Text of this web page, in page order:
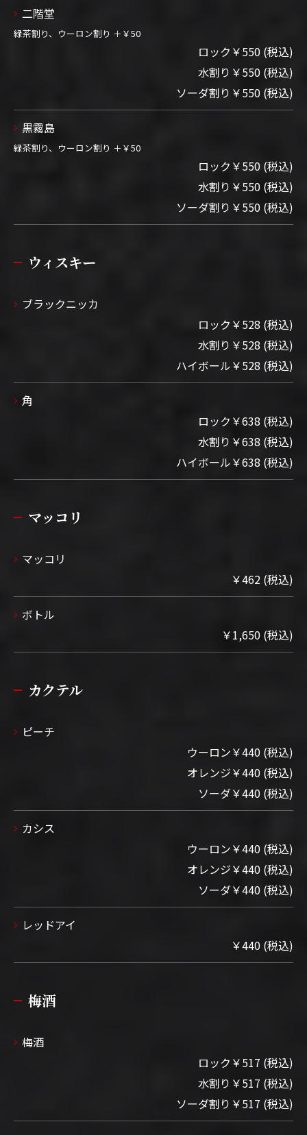
二階堂
緑茶割り、ウーロン割り ＋￥50
ロック￥550 (税込)
水割り￥550 (税込)
ソーダ割り￥550 (税込)
黒霧島
緑茶割り、ウーロン割り ＋￥50
ロック￥550 (税込)
水割り￥550 (税込)
ソーダ割り￥550 (税込)
ウィスキー
ブラックニッカ
ロック￥528 (税込)
水割り￥528 (税込)
ハイボール￥528 (税込)
角
ロック￥638 (税込)
水割り￥638 (税込)
ハイボール￥638 (税込)
マッコリ
マッコリ
￥462 (税込)
ボトル
￥1,650 (税込)
カクテル
ピーチ
ウーロン￥440 (税込)
オレンジ￥440 (税込)
ソーダ￥440 (税込)
カシス
ウーロン￥440 (税込)
オレンジ￥440 (税込)
ソーダ￥440 (税込)
レッドアイ
￥440 (税込)
梅酒
梅酒
ロック￥517 (税込)
水割り￥517 (税込)
ソーダ割り￥517 (税込)